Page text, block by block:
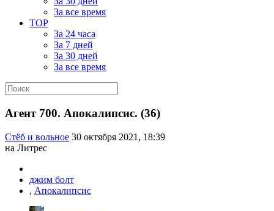
За все время
TOP
За 24 часа
За 7 дней
За 30 дней
За все время
Агент 700. Апокалипсис. (36)
Стёб и вольное 30 октября 2021, 18:39
на Литрес
джим болт
, Апокалипсис